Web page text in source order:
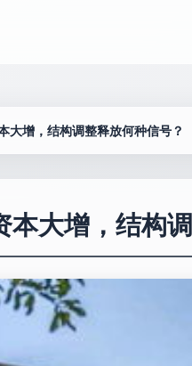
大增，结构调整释放何种信号？
大增，结构